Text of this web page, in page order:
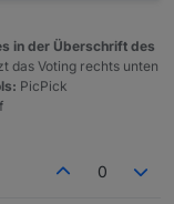
in der Überschrift des
das Voting rechts unten
PicPick
0